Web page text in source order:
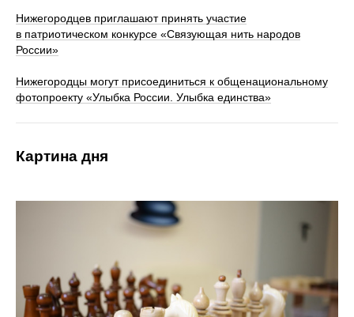
Нижегородцев приглашают принять участие
в патриотическом конкурсе «Связующая нить народов
России»
Нижегородцы могут присоединиться к общенациональному
фотопроекту «Улыбка России. Улыбка единства»
Картина дня